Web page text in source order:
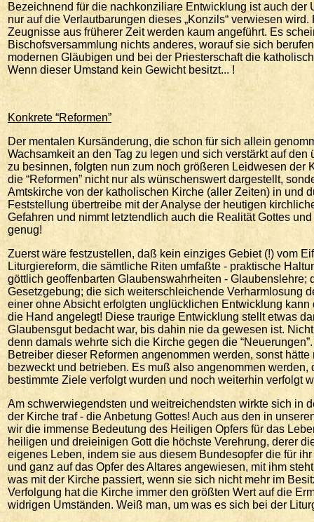
Bezeichnend für die nachkonziliare Entwicklung ist auch der
nur auf die Verlautbarungen dieses „Konzils“ verwiesen
Zeugnisse aus früherer Zeit werden kaum angeführt. Es
Bischofsversammlung nichts anderes, worauf sie sich
modernen Gläubigen und bei der Priesterschaft die
Wenn dieser Umstand kein Gewicht besitzt... !
Konkrete “Reformen”
Der mentalen Kursänderung, die schon für sich allein
Wachsamkeit an den Tag zu legen und sich verstärkt auf
zu besinnen, folgten nun zum noch größeren Leidwesen
die “Reformen” nicht nur als wünschenswert dargestellt,
Amtskirche von der katholischen Kirche (aller Zeiten) in und
Feststellung übertreibe mit der Analyse der heutigen
Gefahren und nimmt letztendlich auch die Realität Gottes
genug!
Zuerst wäre festzustellen, daß kein einziges Gebiet (!) vom
Liturgiereform, die sämtliche Riten umfaßte - praktische
göttlich geoffenbarten Glaubenswahrheiten - Glaubenslehre;
Gesetzgebung; die sich weiterschleichende Verharmlosung
einer ohne Absicht erfolgten unglücklichen Entwicklung
die Hand angelegt! Diese traurige Entwicklung stellt etwas
Glaubensgut bedacht war, bis dahin nie da gewesen ist.
denn damals wehrte sich die Kirche gegen die
Betreiber dieser Reformen angenommen werden, sonst
bezweckt und betrieben. Es muß also angenommen
bestimmte Ziele verfolgt wurden und noch weiterhin verfolgt
Am schwerwiegendsten und weitreichendsten wirkte sich in
der Kirche traf - die Anbetung Gottes! Auch aus den in
wir die immense Bedeutung des Heiligen Opfers für das
heiligen und dreieinigen Gott die höchste Verehrung, derer
eigenes Leben, indem sie aus diesem Bundesopfer die für
und ganz auf das Opfer des Altares angewiesen, mit ihm
was mit der Kirche passiert, wenn sie sich nicht mehr im
Verfolgung hat die Kirche immer den größten Wert auf die
widrigen Umständen. Weiß man, um was es sich bei der